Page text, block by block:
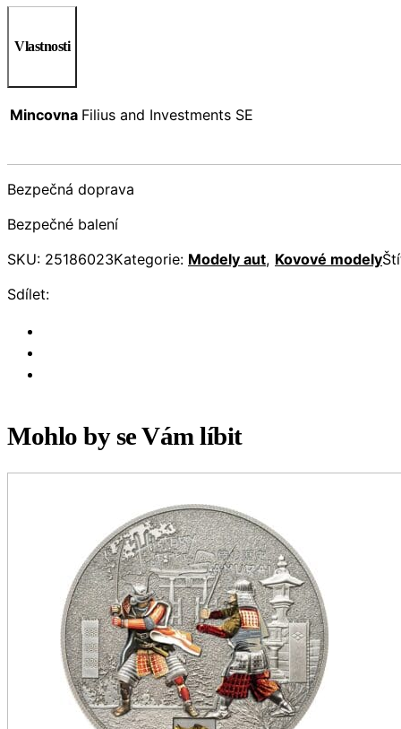
Vlastnosti
Mincovna Filius and Investments SE
Bezpečná doprava
Bezpečné balení
SKU: 25186023Kategorie: Modely aut, Kovové modely
Sdílet:
Mohlo by se Vám líbit